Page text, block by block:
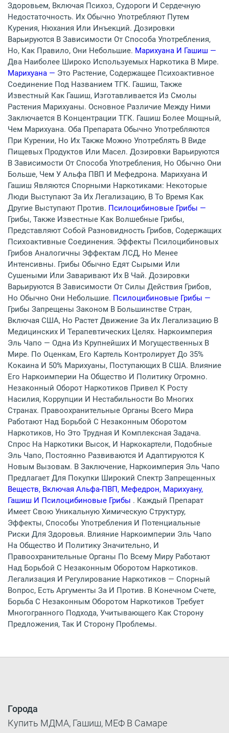
Здоровьем, Включая Психоз, Судороги И Сердечную
Недостаточность. Их Обычно Употребляют Путем
Курения, Нюхания Или Инъекций. Дозировки
Варьируются В Зависимости От Способа Употребления,
Но, Как Правило, Они Небольшие. Марихуана И Гашиш —
Два Наиболее Широко Используемых Наркотика В Мире.
Марихуана — Это Растение, Содержащее Психоактивное
Соединение Под Названием ТГК. Гашиш, Также
Известный Как Гашиш, Изготавливается Из Смолы
Растения Марихуаны. Основное Различие Между Ними
Заключается В Концентрации ТГК. Гашиш Более Мощный,
Чем Марихуана. Оба Препарата Обычно Употребляются
При Курении, Но Их Также Можно Употреблять В Виде
Пищевых Продуктов Или Масел. Дозировки Варьируются
В Зависимости От Способа Употребления, Но Обычно Они
Больше, Чем У Альфа ПВП И Мефедрона. Марихуана И
Гашиш Являются Спорными Наркотиками: Некоторые
Люди Выступают За Их Легализацию, В То Время Как
Другие Выступают Против. Псилоцибиновые Грибы —
Грибы, Также Известные Как Волшебные Грибы,
Представляют Собой Разновидность Грибов, Содержащих
Психоактивные Соединения. Эффекты Псилоцибиновых
Грибов Аналогичны Эффектам ЛСД, Но Менее
Интенсивны. Грибы Обычно Едят Сырыми Или
Сушеными Или Заваривают Их В Чай. Дозировки
Варьируются В Зависимости От Силы Действия Грибов,
Но Обычно Они Небольшие. Псилоцибиновые Грибы —
Грибы Запрещены Законом В Большинстве Стран,
Включая США, Но Растет Движение За Их Легализацию В
Медицинских И Терапевтических Целях. Наркоимперия
Эль Чапо — Одна Из Крупнейших И Могущественных В
Мире. По Оценкам, Его Картель Контролирует До 35%
Кокаина И 50% Марихуаны, Поступающих В США. Влияние
Его Наркоимперии На Общество И Политику Огромно.
Незаконный Оборот Наркотиков Привел К Росту
Насилия, Коррупции И Нестабильности Во Многих
Странах. Правоохранительные Органы Всего Мира
Работают Над Борьбой С Незаконным Оборотом
Наркотиков, Но Это Трудная И Комплексная Задача.
Спрос На Наркотики Высок, И Наркокартели, Подобные
Эль Чапо, Постоянно Развиваются И Адаптируются К
Новым Вызовам. В Заключение, Наркоимперия Эль Чапо
Предлагает Для Покупки Широкий Спектр Запрещенных
Веществ, Включая Альфа-ПВП, Мефедрон, Марихуану,
Гашиш И Псилоцибиновые Грибы . Каждый Препарат
Имеет Свою Уникальную Химическую Структуру,
Эффекты, Способы Употребления И Потенциальные
Риски Для Здоровья. Влияние Наркоимперии Эль Чапо
На Общество И Политику Значительно, И
Правоохранительные Органы По Всему Миру Работают
Над Борьбой С Незаконным Оборотом Наркотиков.
Легализация И Регулирование Наркотиков — Спорный
Вопрос, Есть Аргументы За И Против. В Конечном Счете,
Борьба С Незаконным Оборотом Наркотиков Требует
Многогранного Подхода, Учитывающего Как Сторону
Предложения, Так И Сторону Проблемы.
Города
Купить МДМА, Гашиш, МЕФ В Самаре